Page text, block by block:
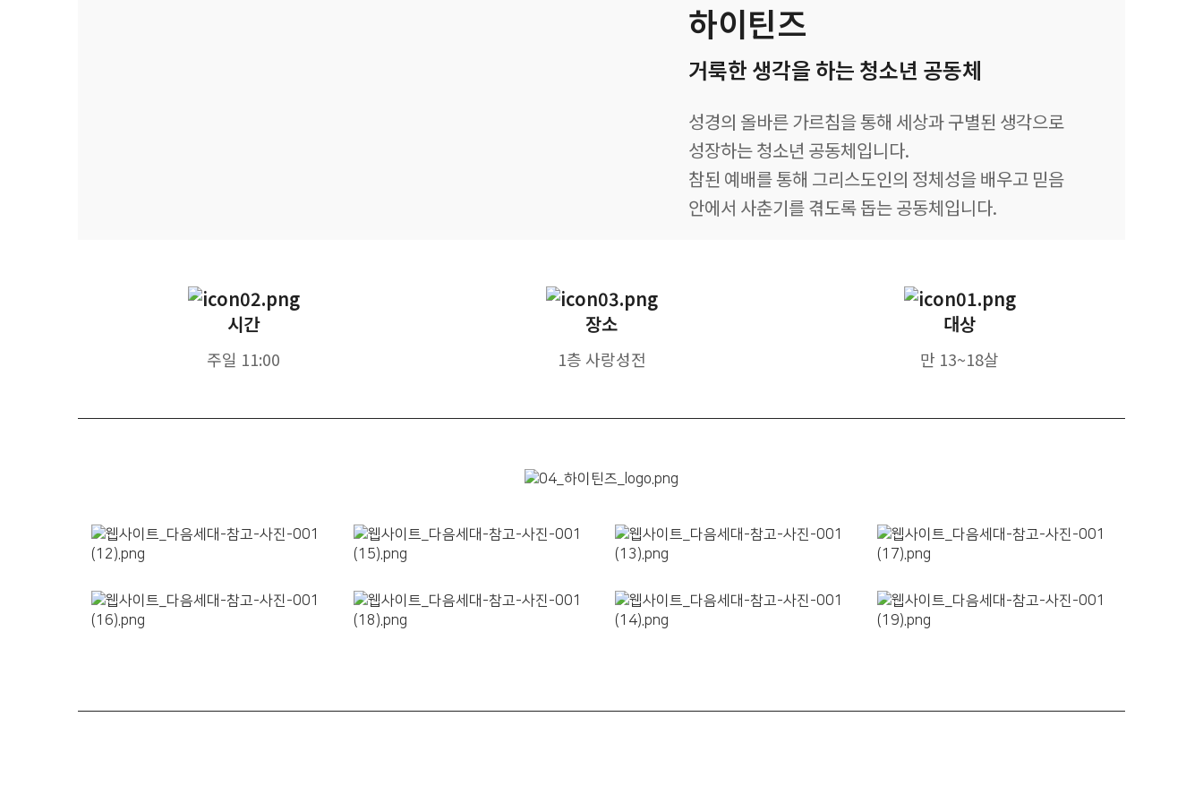
하이틴즈
거룩한 생각을 하는 청소년 공동체
성경의 올바른 가르침을 통해 세상과 구별된 생각으로
성장하는 청소년 공동체입니다.
참된 예배를 통해 그리스도인의 정체성을 배우고 믿음
안에서 사춘기를 겪도록 돕는 공동체입니다.
시간
주일 11:00
장소
1층 사랑성전
대상
만 13~18살